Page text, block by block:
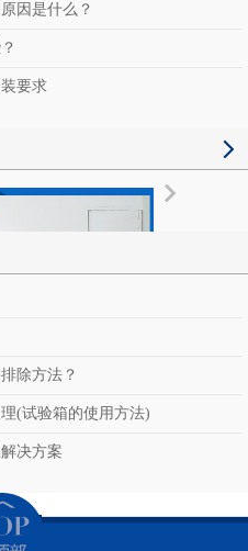
因是什么？
要求
房
除方法？
(试验箱的使用方法)
决方案